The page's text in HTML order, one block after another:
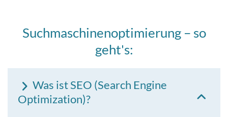
Suchmaschinenoptimierung – so
geht's:
Was ist SEO (Search Engine
Optimization)?